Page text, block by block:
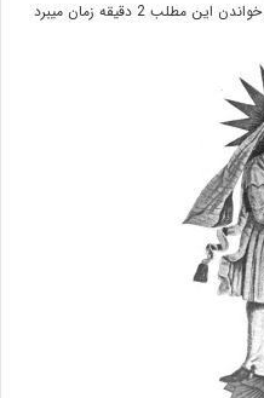
خواندن این مطلب 2 دقیقه زمان میبرد